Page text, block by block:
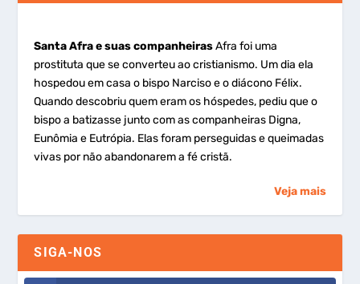
Santa Afra e suas companheirasAfra foi uma
prostituta que se converteu ao cristianismo. Um dia ela
hospedou em casa o bispo Narciso e o diácono Félix.
Quando descobriu quem eram os hóspedes, pediu que o
bispo a batizasse junto com as companheiras Digna,
Eunômia e Eutrópia. Elas foram perseguidas e queimadas
vivas por não abandonarem a fé cristã.
Veja mais
SIGA-NOS